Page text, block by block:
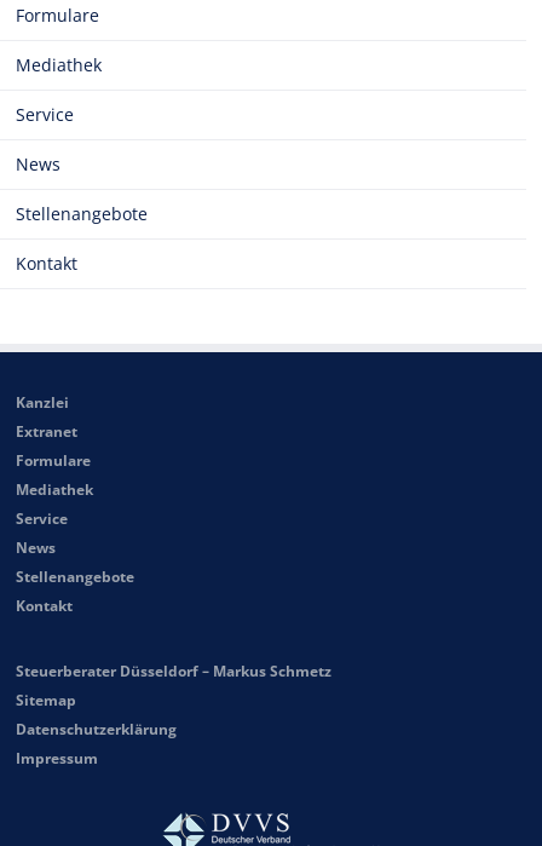
Formulare
Mediathek
Service
News
Stellenangebote
Kontakt
Kanzlei
Extranet
Formulare
Mediathek
Service
News
Stellenangebote
Kontakt
Steuerberater Düsseldorf – Markus Schmetz
Sitemap
Datenschutzerklärung
Impressum